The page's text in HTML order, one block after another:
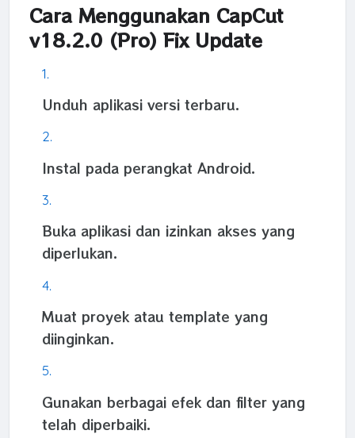
Cara Menggunakan CapCut
v18.2.0 (Pro) Fix Update
Unduh aplikasi versi terbaru.
Instal pada perangkat Android.
Buka aplikasi dan izinkan akses yang
diperlukan.
Muat proyek atau template yang
diinginkan.
Gunakan berbagai efek dan filter yang
telah diperbaiki.